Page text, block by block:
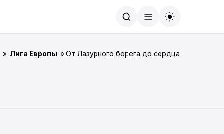
» Лига Европы » От Лазурного берега до сердца